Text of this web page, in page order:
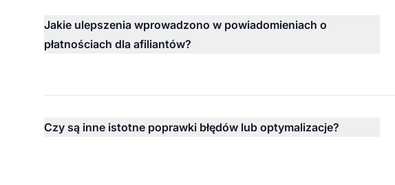
Jakie ulepszenia wprowadzono w powiadomieniach o
płatnościach dla afiliantów?
Czy są inne istotne poprawki błędów lub optymalizacje?